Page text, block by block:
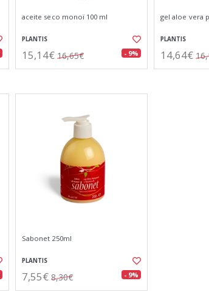
aceite seco monoï 100 ml
PLANTIS
15,14€ 16,65€ - 9%
gel aloe vera
PLANTIS
14,64€
Sabonet 250ml
PLANTIS
7,55€ 8,30€ - 9%